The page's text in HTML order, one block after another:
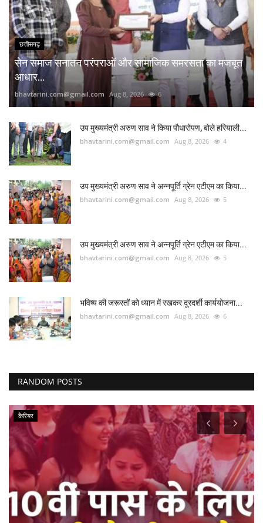
छत्तीसगढ़
सेन समाज सनातन परंपराओं और सामाजिक समरसता का मजबूत
आधार...
bhavtarini.com@gmail.com Aug 8, 2026 6
उप मुख्यमंत्री अरुण साव ने किया पौधारोपण, बोले हरियाली...
bhavtarini.com@gmail.com Aug 8, 2026 4
उप मुख्यमंत्री अरुण साव ने अन्नपूर्ति ग्रेन एटीएम का किया...
bhavtarini.com@gmail.com Aug 8, 2026 5
उप मुख्यमंत्री अरुण साव ने अन्नपूर्ति ग्रेन एटीएम का किया...
bhavtarini.com@gmail.com Aug 8, 2026 5
भविष्य की जरूरतों को ध्यान में रखकर दूरदर्शी कार्ययोजना...
bhavtarini.com@gmail.com Aug 8, 2026 6
RANDOM POSTS
कैरियर